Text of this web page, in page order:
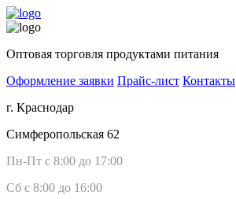
Оптовая торговля продуктами питания
Оформление заявки Прайс-лист Контакты
г. Краснодар
Симферопольская 62
Пн-Пт с 8:00 до 17:00
Сб с 8:00 до 16:00